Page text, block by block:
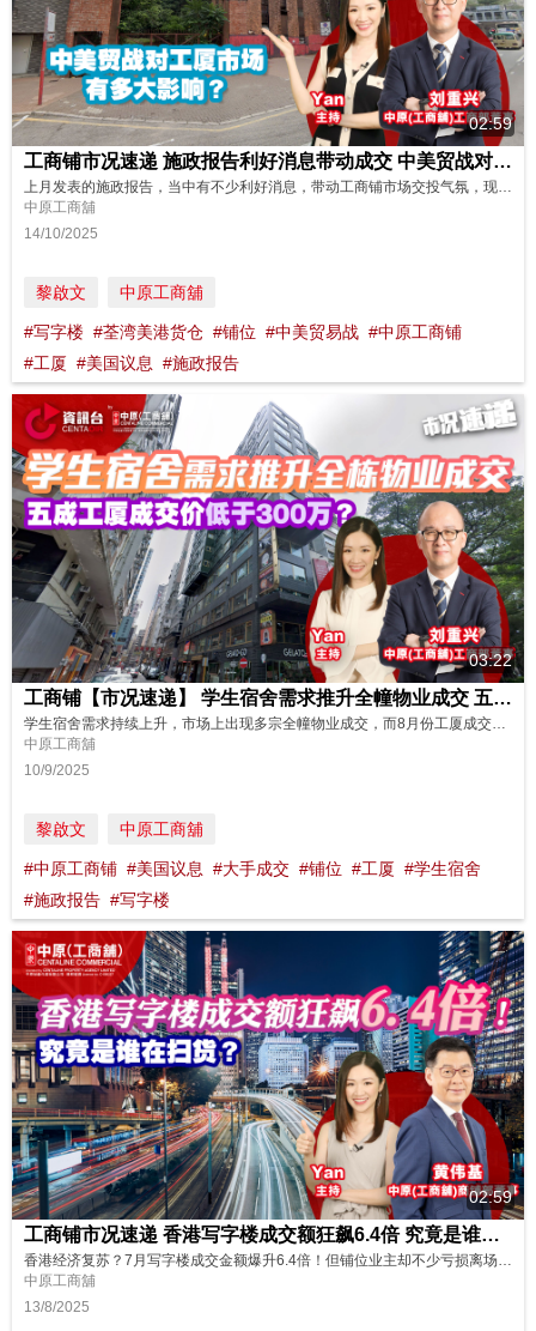
02:59
工商铺市况速递 施政报告利好消息带动成交 中美贸战对工厦市场有多大影响？
上月发表的施政报告，当中有不少利好消息，带动工商铺市场交投气氛，现中美贸战又再展开，对工商铺市场会有多大影响？立即看看我们最新的分析和展望！ 主持: Yan
中原工商舖
14/10/2025
黎啟文 中原工商舖
#写字楼 #荃湾美港货仓 #铺位 #中美贸易战 #中原工商铺
#工厦 #美国议息 #施政报告
03:22
工商铺【市况速递】 学生宿舍需求推升全幢物业成交 五成工厦成交价低于300万？ 8月份工商铺数据
学生宿舍需求持续上升，市场上出现多宗全幢物业成交，而8月份工厦成交金额仅约6亿元，原来有5成工厦成交价低于300万元，立即看看最新分析及展望！ 主持: Yan
中原工商舖
10/9/2025
黎啟文 中原工商舖
#中原工商铺 #美国议息 #大手成交 #铺位 #工厦 #学生宿舍
#施政报告 #写字楼
02:59
工商铺市况速递 香港写字楼成交额狂飙6.4倍 究竟是谁在扫货？ 7月份工商铺数据
中原工商舖
13/8/2025